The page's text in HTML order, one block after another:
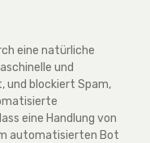
eine natürliche
und
blockiert Spam,
eine Handlung von
automatisierten Bot